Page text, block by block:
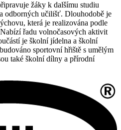
žáky k dalšímu studiu
odborných učilišť. Dlouhodobě je
která je realizována podle
řadu volnočasových aktivit
je školní jídelna a školní
sportovní hřiště s umělým
také školní dílny a přírodní